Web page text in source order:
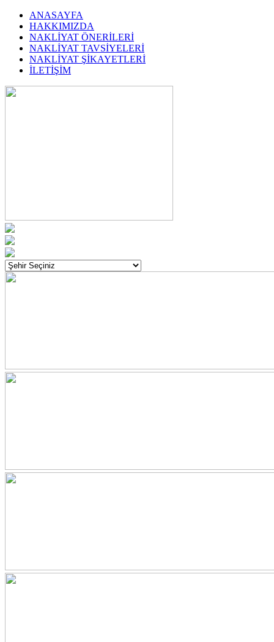
ANASAYFA
HAKKIMIZDA
NAKLİYAT ÖNERİLERİ
NAKLİYAT TAVSİYELERİ
NAKLİYAT ŞİKAYETLERİ
İLETİŞİM